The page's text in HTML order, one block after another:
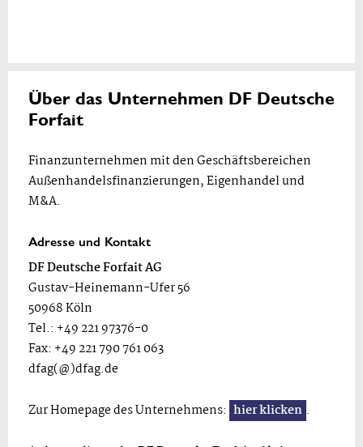
Über das Unternehmen DF Deutsche
Forfait
Finanzunternehmen mit den Geschäftsbereichen
Außenhandelsfinanzierungen, Eigenhandel und
M&A.
Adresse und Kontakt
DF Deutsche Forfait AG
Gustav-Heinemann-Ufer 56
50968 Köln
Tel.: +49 221 97376-0
Fax: +49 221 790 761 063
dfag(@)dfag.de
Zur Homepage des Unternehmens: hier klicken .